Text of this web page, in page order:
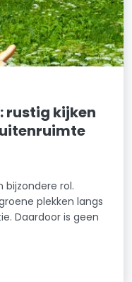
rustig kijken
bijzondere rol.
plekken langs
Daardoor is geen